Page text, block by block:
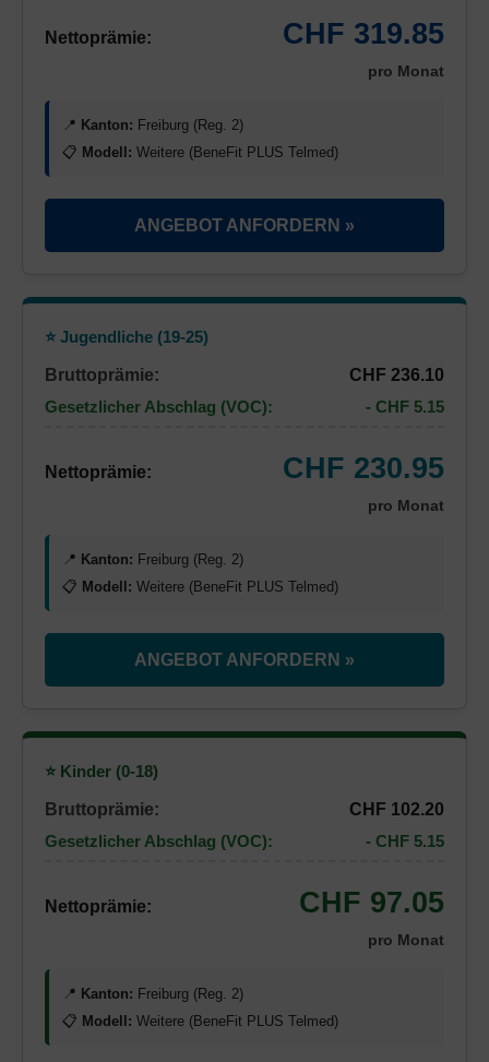
Nettoprämie: CHF 319.85
pro Monat
📍 Kanton: Freiburg (Reg. 2)
📋 Modell: Weitere (BeneFit PLUS Telmed)
ANGEBOT ANFORDERN »
⭐ Jugendliche (19-25)
Bruttoprämie:
CHF 236.10
Gesetzlicher Abschlag (VOC):
- CHF 5.15
Nettoprämie: CHF 230.95
pro Monat
📍 Kanton: Freiburg (Reg. 2)
📋 Modell: Weitere (BeneFit PLUS Telmed)
ANGEBOT ANFORDERN »
⭐ Kinder (0-18)
Bruttoprämie:
CHF 102.20
Gesetzlicher Abschlag (VOC):
- CHF 5.15
Nettoprämie: CHF 97.05
pro Monat
📍 Kanton: Freiburg (Reg. 2)
📋 Modell: Weitere (BeneFit PLUS Telmed)